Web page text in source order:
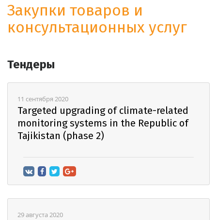
Закупки товаров и
консультационных услуг
Тендеры
11 сентября 2020
Targeted upgrading of climate-related
monitoring systems in the Republic of
Tajikistan (phase 2)
29 августа 2020